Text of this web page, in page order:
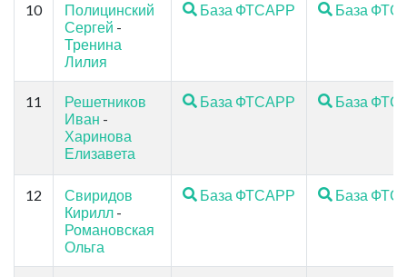
10
Полицинский
Сергей -
Тренина
Лилия
База ФТСАРР База
11
Решетников
Иван -
Харинова
Елизавета
База ФТСАРР База
12
Свиридов
Кирилл -
Романовская
Ольга
База ФТСАРР База